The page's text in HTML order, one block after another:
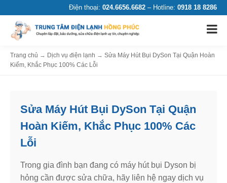
Điện thoại: 024.6656.6682 – Hotline: 0918 18 8286
Trang chủ → Dịch vụ điện lạnh → Sửa Máy Hút Bụi DySon Tại Quận Hoàn
Kiếm, Khắc Phục 100% Các Lỗi
Sửa Máy Hút Bụi DySon Tại Quận
Hoàn Kiếm, Khắc Phục 100% Các
Lỗi
Trong gia đình bạn đang có máy hút bụi Dyson bị
hỏng cần được sửa chữa, hãy liên hệ ngay dịch vụ